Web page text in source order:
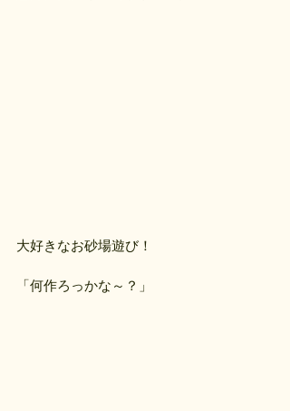
大好きなお砂場遊び！
「何作ろっかな～？」